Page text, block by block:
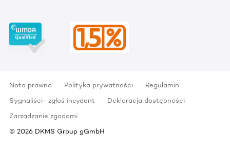
Nota prawna Polityka prywatności
Regulamin
Sygnaliści- zgłoś incydent
Deklaracja dostępności
Zarządzanie zgodami
© 2026 DKMS Group gGmbH